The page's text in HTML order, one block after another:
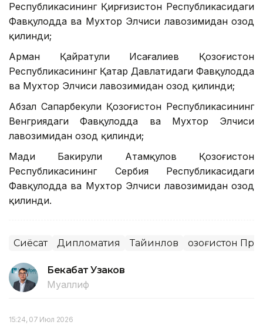
Республикасининг Қирғизистон Республикасидаги
Фавқулодда ва Мухтор Элчиси лавозимидан озод
қилинди;
Арман Қайратули Исағалиев Қозоғистон
Республикасининг Қатар Давлатидаги Фавқулодда
ва Мухтор Элчиси лавозимидан озод қилинди;
Абзал Сапарбекули Қозоғистон Республикасининг
Венгриядаги Фавқулодда ва Мухтор Элчиси
лавозимидан озод қилинди;
Мади Бакирули Атамқулов Қозоғистон
Республикасининг Сербия Республикасидаги
Фавқулодда ва Мухтор Элчиси лавозимидан озод
қилинди.
Сиёсат Дипломатия Тайинлов Қозоғистон
Бекабат Узаков
Муаллиф
15:24, 07 Июл 2026